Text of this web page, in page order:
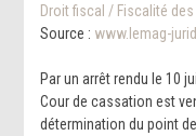
Droit fiscal / Fiscalité
Source : www.lemag-
Par un arrêt rendu le 10
Cour de cassation est
détermination du point